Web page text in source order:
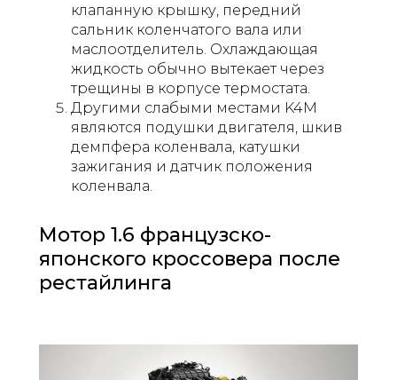
клапанную крышку, передний
сальник коленчатого вала или
маслоотделитель. Охлаждающая
жидкость обычно вытекает через
трещины в корпусе термостата.
Другими слабыми местами K4M
являются подушки двигателя, шкив
демпфера коленвала, катушки
зажигания и датчик положения
коленвала.
Мотор 1.6 французско-
японского кроссовера после
рестайлинга